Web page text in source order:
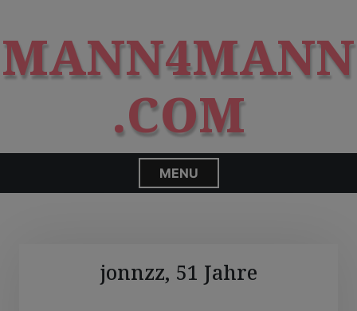
i
p
o
c
n
t
MANN4MANN
.COM
MENU
jonnzz, 51 Jahre